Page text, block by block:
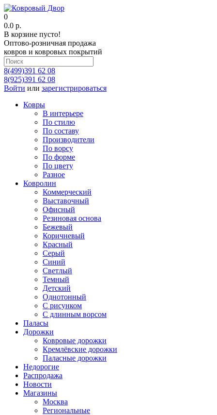
0
0.0 р.
В корзине пусто!
Оптово-розничная продажа
ковров и ковровых покрытий
8(499)391 62 08
8(925)391 62 08
Войти или зарегистрироваться
Ковры
В интерьере
По стилю
По составу
Производители
По ворсу
По форме
По цвету
Разное
Ковролин
Коммерческий
Выставочный
Офисный
Резиновая основа
Бежевый
Коричневый
Красный
Серый
Синий
Светлый
Темный
Детский
Однотонный
С рисунком
С длинным ворсом
Паласы
Дорожки
Ковровые дорожки
Кремлёвские дорожки
Паласные дорожки
Недорогие
Распродажа
Новости
Магазины
Москва
Региональные